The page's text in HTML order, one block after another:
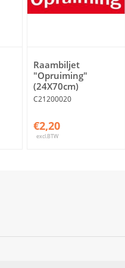
Raambiljet
"Opruiming"
(24X70cm)
C21200020
€2,20
excl.BTW